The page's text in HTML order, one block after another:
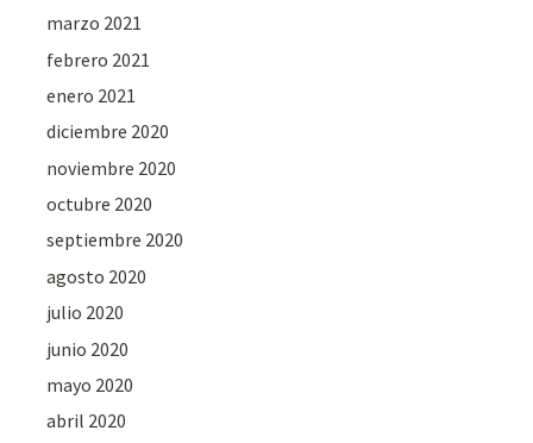
marzo 2021
febrero 2021
enero 2021
diciembre 2020
noviembre 2020
octubre 2020
septiembre 2020
agosto 2020
julio 2020
junio 2020
mayo 2020
abril 2020